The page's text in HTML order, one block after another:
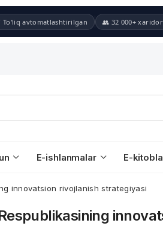
To'liq avtomatlashtirilgan 👥 32 000+ xaridor
E-ishlanmalar E-
innovatsion rivojlanish strategiyasi